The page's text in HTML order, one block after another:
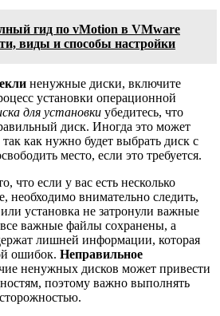
гид по vMotion в VMware
виды и способы настройки
ненужные диски, включите
установки операционной
для установки убедитесь, что
диск. Иногда это может
так как нужно будет выбрать диск с
место, если это требуется.
что если у вас есть несколько
необходимо внимательно следить,
установка не затронули важные
важные файлы сохранены, а
лишней информации, которая
ошибок. Неправильное
ненужных дисков может привести
поэтому важно выполнять